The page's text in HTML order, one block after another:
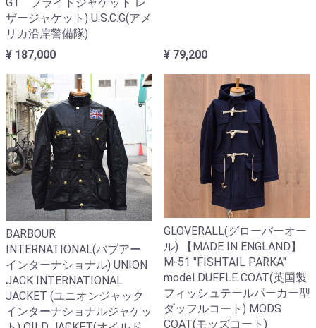
ザージャケット) U.S.C.G(アメ
リカ沿岸警備隊)
¥ 187,000
¥ 79,200
BARBOUR
INTERNATIONAL(バブアー
インターナショナル) UNION
JACK INTERNATIONAL
JACKET (ユニオンジャック
インターナショナルジャケッ
GLOVERALL(グローバーオー
ル) 【MADE IN ENGLAND】
M-51 "FISHTAIL PARKA"
model DUFFLE COAT(英国製
フィッシュテールパーカー型
ダッフルコート) MODS
COAT(モッズコート)